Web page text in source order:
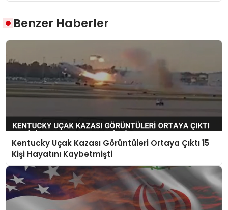
Benzer Haberler
Kentucky Uçak Kazası Görüntüleri Ortaya Çıktı 15
Kişi Hayatını Kaybetmişti